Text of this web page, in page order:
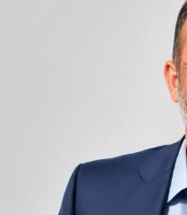
Camerele de hotel sunt,
unele de altele, separate
infinit de groși din motive
Zgomotul pașilor din
adiacent rămâne una
nemulțumiri semnalate
chiar și la unități altfel
locație. De multe ori,
drept sursa reală a
de spațiu zgomotos sau